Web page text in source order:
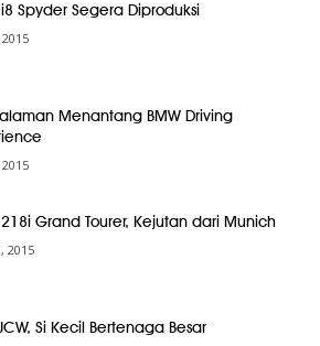
i8 Spyder Segera Diproduksi
Menantang BMW Driving
218i Grand Tourer, Kejutan dari Munich
2015
Si Kecil Bertenaga Besar